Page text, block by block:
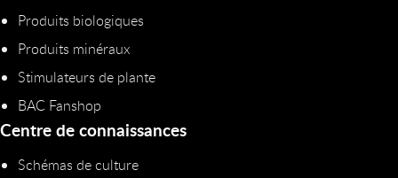
Produits biologiques
Produits minéraux
Stimulateurs de plante
BAC Fanshop
Centre de connaissances
Schémas de culture